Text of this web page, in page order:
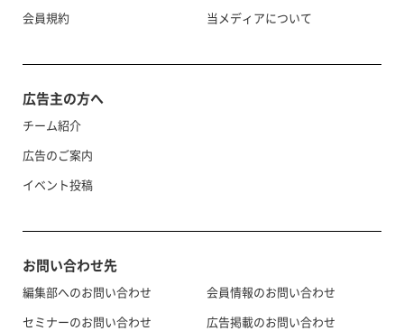
会員規約
当メディアについて
広告主の方へ
チーム紹介
広告のご案内
イベント投稿
お問い合わせ先
編集部へのお問い合わせ
セミナーのお問い合わせ
会員情報のお問い合わせ
広告掲載のお問い合わせ